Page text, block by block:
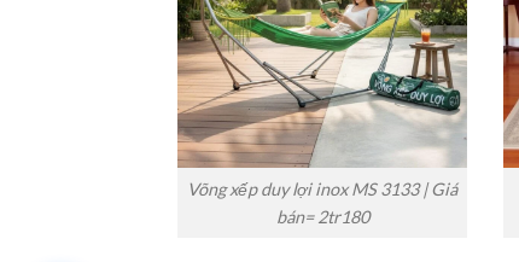
Võng xếp duy lợi inox MS 3133 | Giá
bán= 2tr180